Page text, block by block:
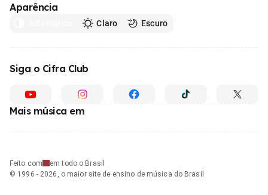
Aparência
Claro Escuro
Siga o Cifra Club
Mais música em
Feito com
em todo o Brasil
© 1996 - 2026, o maior site de ensino de música do Brasil